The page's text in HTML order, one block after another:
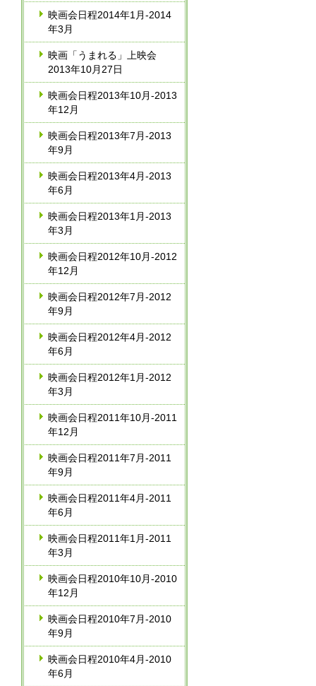
映画会日程2014年1月‐2014
年3月
映画「うまれる」上映会
2013年10月27日
映画会日程2013年10月‐2013
年12月
映画会日程2013年7月‐2013
年9月
映画会日程2013年4月‐2013
年6月
映画会日程2013年1月‐2013
年3月
映画会日程2012年10月‐2012
年12月
映画会日程2012年7月‐2012
年9月
映画会日程2012年4月‐2012
年6月
映画会日程2012年1月‐2012
年3月
映画会日程2011年10月‐2011
年12月
映画会日程2011年7月‐2011
年9月
映画会日程2011年4月‐2011
年6月
映画会日程2011年1月‐2011
年3月
映画会日程2010年10月‐2010
年12月
映画会日程2010年7月-2010
年9月
映画会日程2010年4月-2010
年6月